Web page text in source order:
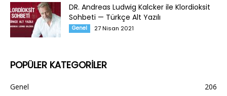
DR. Andreas Ludwig Kalcker ile Klordioksit
Sohbeti — Türkçe Alt Yazılı
Genel 27 Nisan 2021
POPÜLER KATEGORİLER
Genel
206